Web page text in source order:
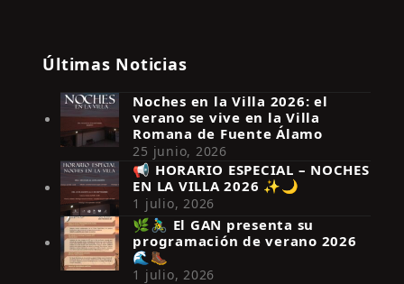
Síguenos en Instagram
Últimas Noticias
Noches en la Villa 2026: el
verano se vive en la Villa
Romana de Fuente Álamo
25 junio, 2026
📢 HORARIO ESPECIAL – NOCHES
EN LA VILLA 2026 ✨🌙
1 julio, 2026
🌿🚴‍♂️ El GAN presenta su
programación de verano 2026
🌊🥾
1 julio, 2026